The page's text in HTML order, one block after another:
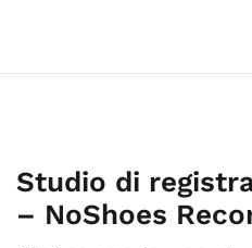
Studio di
– NoShoes